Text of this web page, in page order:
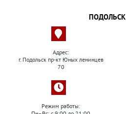
ПОДОЛЬСК
Адрес:
г. Подольск пр-кт Юных ленинцев
70
Режим работы: